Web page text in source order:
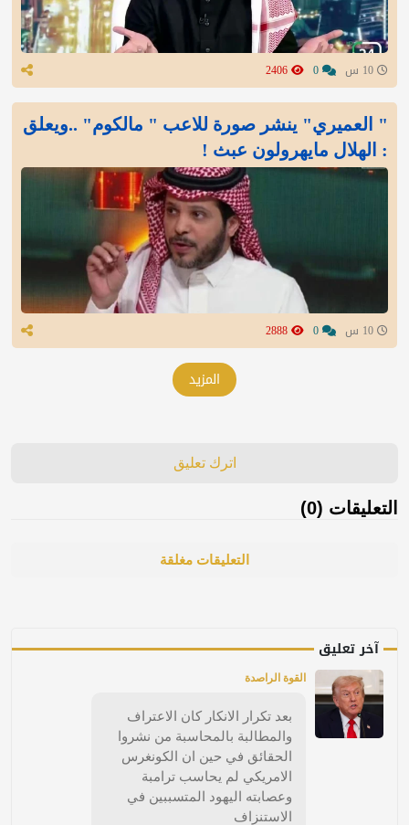
" العميري" ينشر صورة للاعب " مالكوم" ..ويعلق
: الهلال مايهرولون عبث !
المزيد
اترك تعليق
التعليقات (0)
التعليقات مغلقة
آخر تعليق
القوة الراصدة
بعد تكرار الانكار كان الاعتراف
والمطالبة بالمحاسبة من نشروا
الحقائق في حين ان الكونغرس
الامريكي لم يحاسب ترامبة
وعصابته اليهود المتسببين في
الاستنزاف